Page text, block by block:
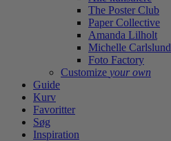
The Poster Club
Paper Collective
Amanda Lilholt
Michelle Carlslund
Foto Factory
Customize your own
Guide
Kurv
Favoritter
Søg
Inspiration